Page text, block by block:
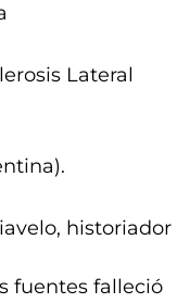
Lateral
historiador
fuentes falleció